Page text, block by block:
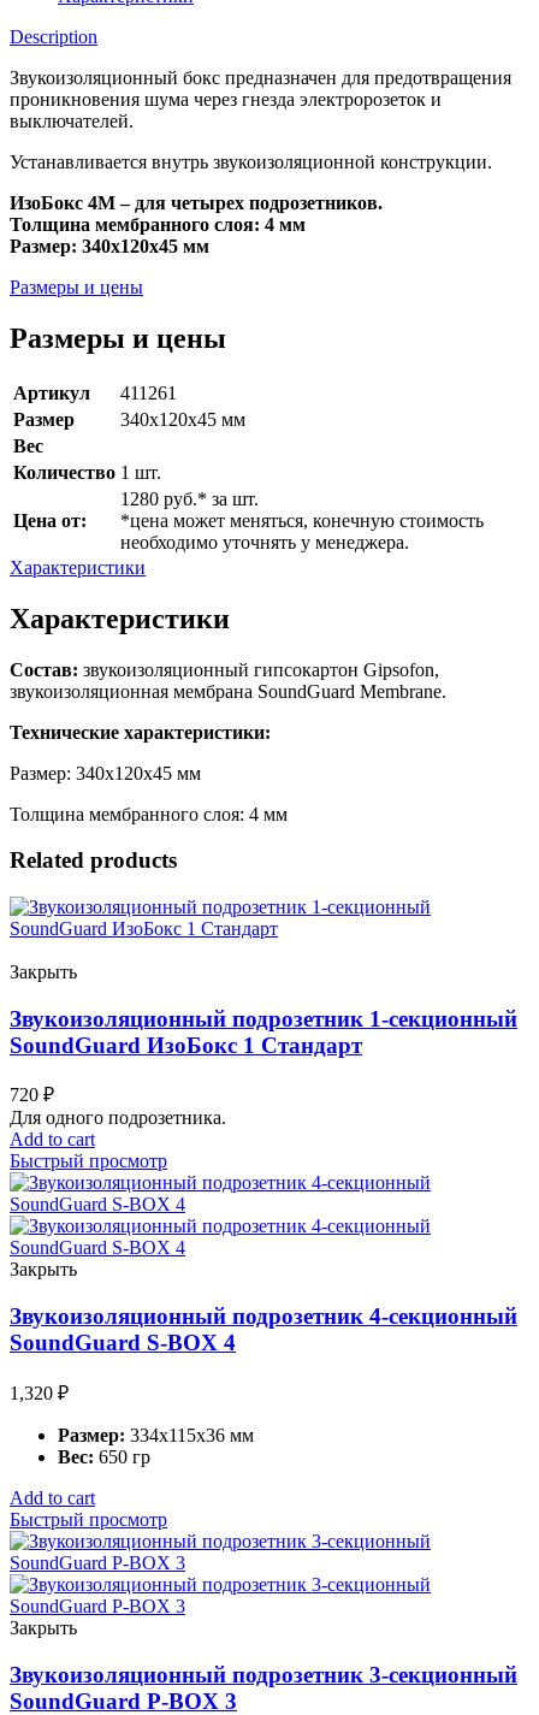
Description
Звукоизоляционный бокс предназначен для предотвращения
проникновения шума через гнезда электророзеток и
выключателей.
Устанавливается внутрь звукоизоляционной конструкции.
ИзоБокс 4М – для четырех подрозетников.
Толщина мембранного слоя: 4 мм
Размер: 340х120х45 мм
Размеры и цены
Размеры и цены
Артикул
411261
Размер
340х120х45 мм
Вес
Количество 1 шт.
Цена от:
1280 руб.* за шт.
*цена может меняться, конечную стоимость
необходимо уточнять у менеджера.
Характеристики
Характеристики
Состав: звукоизоляционный гипсокартон Gipsofon,
звукоизоляционная мембрана SoundGuard Membrane.
Технические характеристики:
Размер: 340х120х45 мм
Толщина мембранного слоя: 4 мм
Related products
Закрыть
Звукоизоляционный подрозетник 1-секционный
SoundGuard ИзоБокс 1 Стандарт
720 ₽
Для одного подрозетника.
Add to cart
Быстрый просмотр
Закрыть
Звукоизоляционный подрозетник 4-секционный
SoundGuard S-BOX 4
1,320 ₽
Размер: 334х115х36 мм
Вес: 650 гр
Add to cart
Быстрый просмотр
Закрыть
Звукоизоляционный подрозетник 3-секционный
SoundGuard P-BOX 3